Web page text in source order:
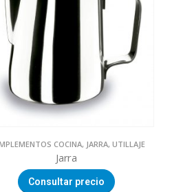
COCINA, JARRA, UTILLAJE
Jarra
Consultar precio